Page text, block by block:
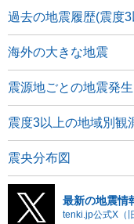
過去の地震履歴(震度
海外の大きな地震
震源地ごとの地震発
震度3以上の地域別観
震央分布図
最新の地震情
tenki.jp公式X（